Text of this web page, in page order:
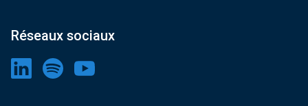
Réseaux sociaux